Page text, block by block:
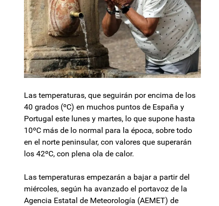
Las temperaturas, que seguirán por encima de los
40 grados (ºC) en muchos puntos de España y
Portugal este lunes y martes, lo que supone hasta
10ºC más de lo normal para la época, sobre todo
en el norte peninsular, con valores que superarán
los 42ºC, con plena ola de calor.
Las temperaturas empezarán a bajar a partir del
miércoles, según ha avanzado el portavoz de la
Agencia Estatal de Meteorología (AEMET) de